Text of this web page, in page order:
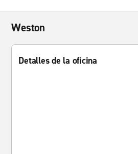
Weston
Detalles de la oficina